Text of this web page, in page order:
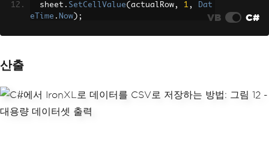
  sheet
. SetCellValue( actualRow, 1,
Dat
eTime . Now );
VB C#
산출